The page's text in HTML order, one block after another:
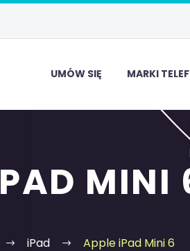
UMÓW SIĘ MARKI
MINI
iPad Apple iPad Mini 6